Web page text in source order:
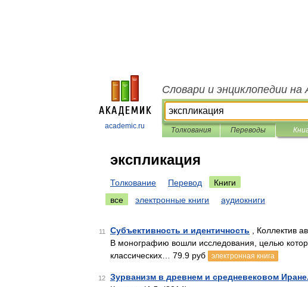
academic.ru
Словари и энциклопедии на
Толкования Переводы
экспликация
Толкование Перевод
Книги
все
электронные книги аудиокниги
11 Субъективность и идентичность , Коллектив
В монографию вошли исследования, целью
классических… 79.9 руб
электронная книга
12 Зурванизм в древнем и средневековом